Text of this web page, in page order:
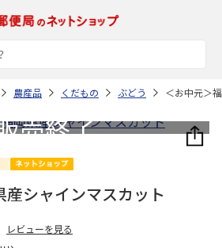
農産品 くだもの ぶどう ＜お中元＞
産シャインマスカット
レビューを見る